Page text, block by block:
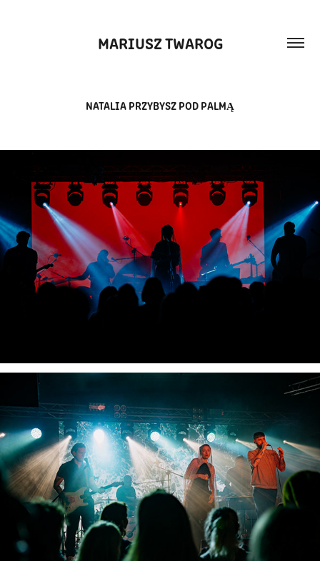
MARIUSZ TWAROG
NATALIA PRZYBYSZ POD PALMĄ